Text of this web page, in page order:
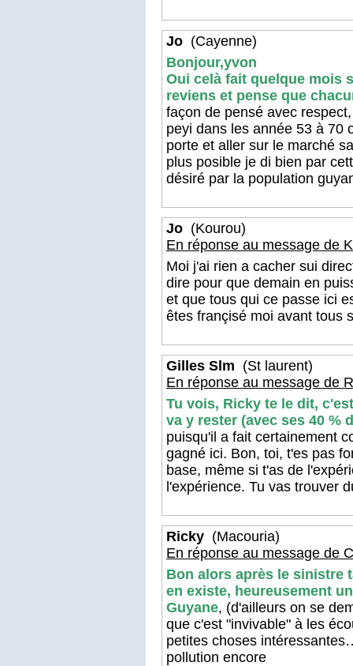
Jo (Cayenne)
Bonjour,yvon
Oui celà fait quelque mois
reviens et pense que
façon de pensé avec
peyi dans les année 53 à 70
porte et aller sur le marché
plus posible je di bien par
désiré par la population
Jo (Kourou)
En réponse au message de
Moi j'ai rien a cacher sui
dire pour que demain en
et que tous qui ce passe ici
êtes françisé moi avant tous
Gilles Slm (St laurent)
En réponse au message de
Tu vois, Ricky te le dit,
va y rester (avec ses 40 %
puisqu'il a fait certainement
gagné ici. Bon, toi, t'es pas
base, même si t'as de
l'expérience. Tu vas trouver
Ricky (Macouria)
En réponse au message de
Bon alors après le sinistre
en existe, heureusement
Guyane, (d'ailleurs on se
que c'est "invivable" à les
petites choses
pollution encore